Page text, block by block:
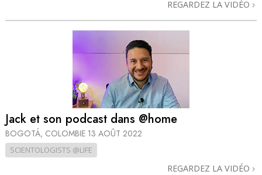
REGARDEZ LA VIDÉO
Jack et son podcast dans @home
BOGOTÁ, COLOMBIE 13 AOÛT 2022
SCIENTOLOGISTS @LIFE
REGARDEZ LA VIDÉO